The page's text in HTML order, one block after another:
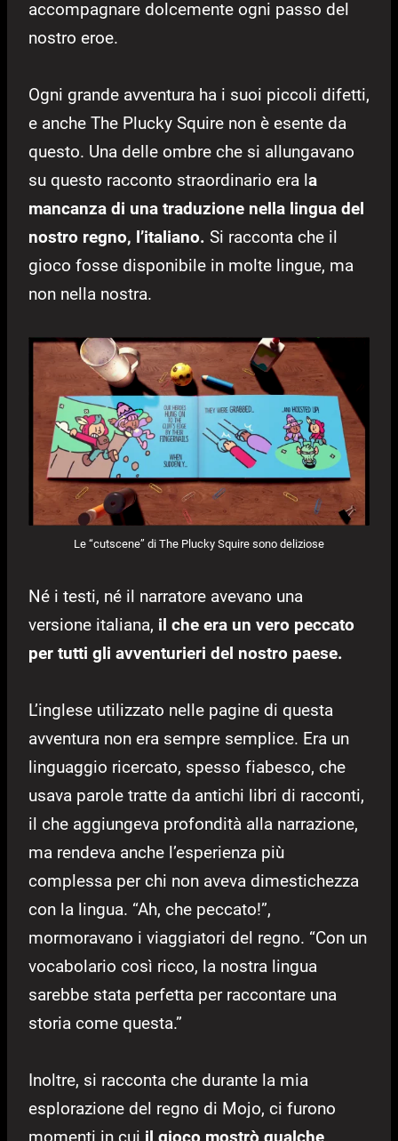
accompagnare dolcemente ogni passo del
nostro eroe.
Ogni grande avventura ha i suoi piccoli difetti,
e anche The Plucky Squire non è esente da
questo. Una delle ombre che si allungavano
su questo racconto straordinario era la
mancanza di una traduzione nella lingua del
nostro regno, l’italiano. Si racconta che il
gioco fosse disponibile in molte lingue, ma
non nella nostra.
Le “cutscene” di The Plucky Squire sono deliziose
Né i testi, né il narratore avevano una
versione italiana, il che era un vero peccato
per tutti gli avventurieri del nostro paese.
L’inglese utilizzato nelle pagine di questa
avventura non era sempre semplice. Era un
linguaggio ricercato, spesso fiabesco, che
usava parole tratte da antichi libri di racconti,
il che aggiungeva profondità alla narrazione,
ma rendeva anche l’esperienza più
complessa per chi non aveva dimestichezza
con la lingua. “Ah, che peccato!”,
mormoravano i viaggiatori del regno. “Con un
vocabolario così ricco, la nostra lingua
sarebbe stata perfetta per raccontare una
storia come questa.”
Inoltre, si racconta che durante la mia
esplorazione del regno di Mojo, ci furono